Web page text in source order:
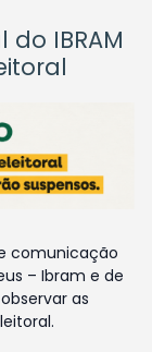
IBRAM
comunicação
– Ibram e de
as